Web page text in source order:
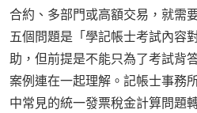
合約、多部門或高額交易，就需
五個問題是「學記帳士考試內容
助，但前提是不能只為了考試背
案例連在一起理解。記帳士事務
中常見的統一發票稅金計算問題